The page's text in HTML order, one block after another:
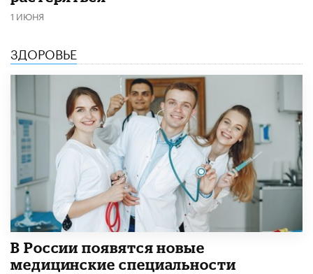
1 ИЮНЯ
ЗДОРОВЬЕ
В России появятся новые
медицинские специальности